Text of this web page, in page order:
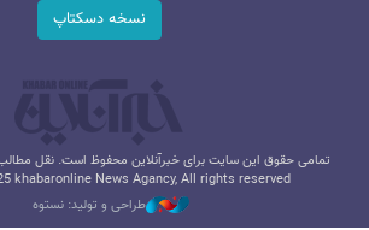
نسخه دسکتاپ
تمامی حقوق این سایت برای خبرآنلاین محفوظ است. نقل مطالب
khabaronline News Agancy, All rights reserved
طراحی و تولید: نستوه